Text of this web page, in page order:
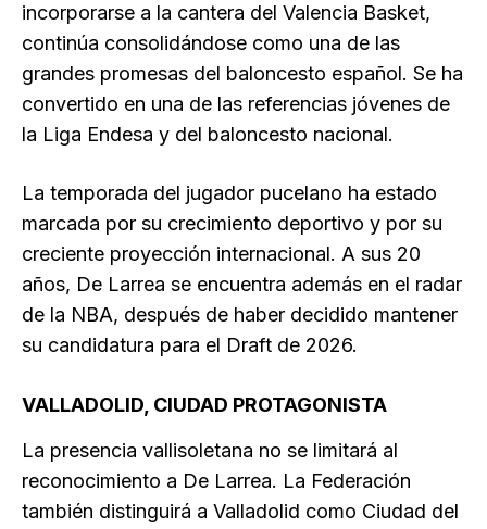
incorporarse a la cantera del Valencia Basket,
continúa consolidándose como una de las
grandes promesas del baloncesto español. Se ha
convertido en una de las referencias jóvenes de
la Liga Endesa y del baloncesto nacional.
La temporada del jugador pucelano ha estado
marcada por su crecimiento deportivo y por su
creciente proyección internacional. A sus 20
años, De Larrea se encuentra además en el radar
de la NBA, después de haber decidido mantener
su candidatura para el Draft de 2026.
VALLADOLID, CIUDAD PROTAGONISTA
La presencia vallisoletana no se limitará al
reconocimiento a De Larrea. La Federación
también distinguirá a Valladolid como Ciudad del